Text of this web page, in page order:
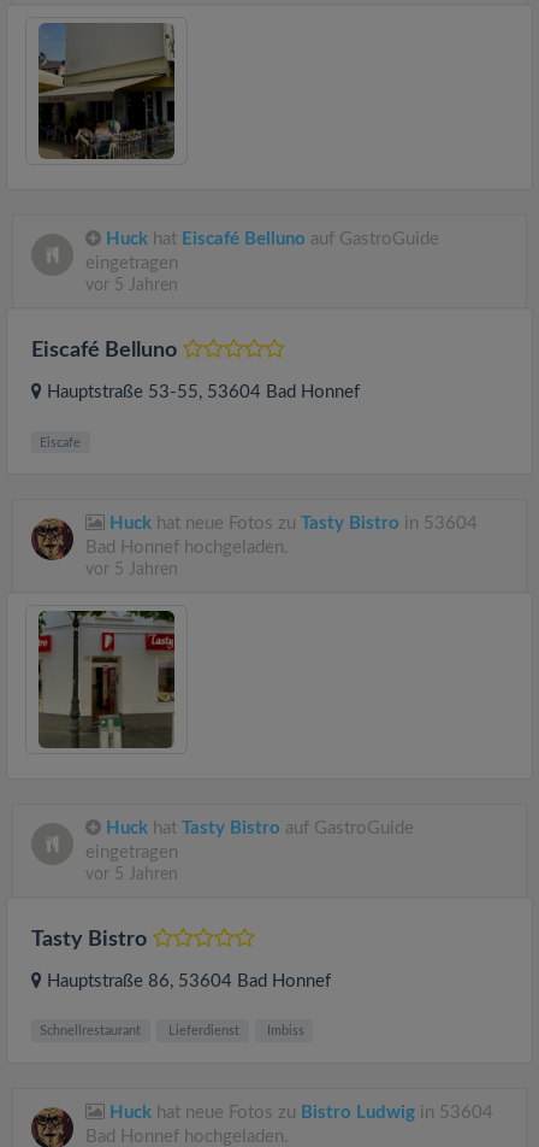
Huck hat Eiscafé Belluno auf GastroGuide
eingetragen
vor 5 Jahren
Eiscafé Belluno
Hauptstraße 53-55, 53604 Bad Honnef
Eiscafe
Huck hat neue Fotos zu Tasty Bistro in 53604
Bad Honnef hochgeladen.
vor 5 Jahren
Huck hat Tasty Bistro auf GastroGuide
eingetragen
vor 5 Jahren
Tasty Bistro
Hauptstraße 86, 53604 Bad Honnef
Schnellrestaurant Lieferdienst Imbiss
Huck hat neue Fotos zu Bistro Ludwig in 53604
Bad Honnef hochgeladen.